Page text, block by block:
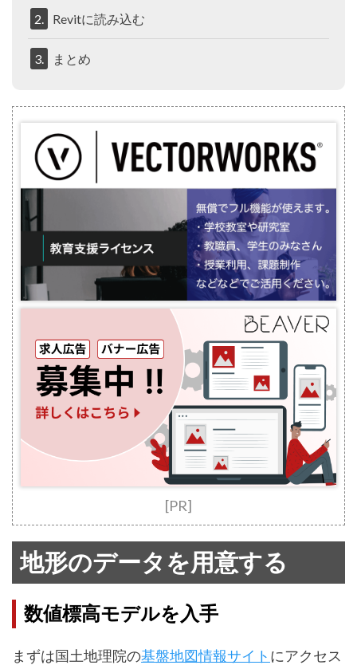
2. Revitに読み込む
3. まとめ
[PR]
地形のデータを用意する
数値標高モデルを入手
まずは国土地理院の基盤地図情報サイト にアクセス